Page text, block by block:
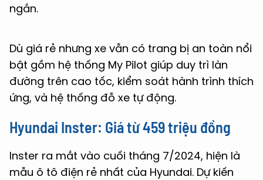
ngắn.
Dù giá rẻ nhưng xe vẫn có trang bị an toàn nổi
bật gồm hệ thống My Pilot giúp duy trì làn
đường trên cao tốc, kiểm soát hành trình thích
ứng, và hệ thống đỗ xe tự động.
Hyundai Inster: Giá từ 459 triệu đồng
Inster ra mắt vào cuối tháng 7/2024, hiện là
mẫu ô tô điện rẻ nhất của Hyundai. Dự kiến